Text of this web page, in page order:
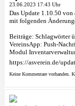
23.06.2023 17:43 Uhr
Das Update 1.10.50
mit folgenden
Beiträge: Schlagwörter
VereinsApp: Push-
Modul
https://asverein.de/
Keine Kommentare vorhanden.